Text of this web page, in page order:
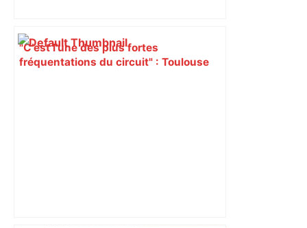
"C’est l’une des plus fortes
fréquentations du circuit" : Toulouse